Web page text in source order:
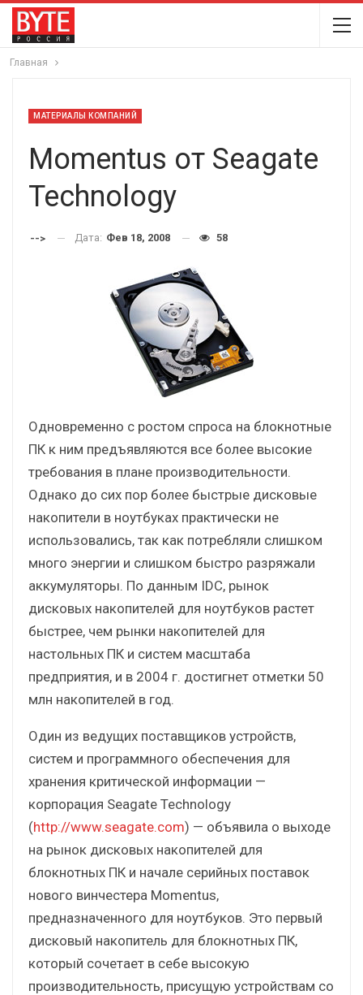
Главная
МАТЕРИАЛЫ КОМПАНИЙ
Momentus от Seagate
Technology
--> Дата: Фев 18, 2008 58
Одновременно с ростом спроса на блокнотные
ПК к ним предъявляются все более высокие
требования в плане производительности.
Однако до сих пор более быстрые дисковые
накопители в ноутбуках практически не
использовались, так как потребляли слишком
много энергии и слишком быстро разряжали
аккумуляторы. По данным IDC, рынок
дисковых накопителей для ноутбуков растет
быстрее, чем рынки накопителей для
настольных ПК и систем масштаба
предприятия, и в 2004 г. достигнет отметки 50
млн накопителей в год.
Один из ведущих поставщиков устройств,
систем и программного обеспечения для
хранения критической информации —
корпорация Seagate Technology
(http://www.seagate.com) — объявила о выходе
на рынок дисковых накопителей для
блокнотных ПК и начале серийных поставок
нового винчестера Momentus,
предназначенного для ноутбуков. Это первый
дисковый накопитель для блокнотных ПК,
который сочетает в себе высокую
производительность, присущую устройствам со